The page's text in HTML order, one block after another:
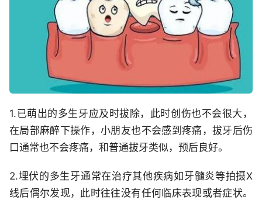
1.已萌出的多生牙应及时拔除，此时创伤也不会很大，
在局部麻醉下操作，小朋友也不会感到疼痛，拔牙后伤
口通常也不会疼痛，和普通拔牙类似，预后良好。
2.埋伏的多生牙通常在治疗其他疾病如牙髓炎等拍摄X
线后偶尔发现，此时往往没有任何临床表现或者症状。